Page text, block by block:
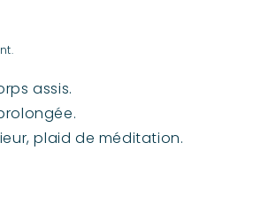
assis.
plaid de méditation.